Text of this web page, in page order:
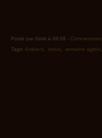
Posté par Grisli à 08:08 -
Tags: Ambient indus semaine agitée